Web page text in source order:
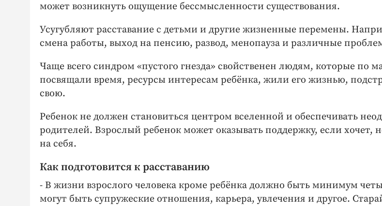
может возникнуть ощущение бессмысленности существования.
Усугубляют расставание с детьми и другие жизненные перемены.
смена работы, выход на пенсию, развод, менопауза и различные
Чаще всего синдром «пустого гнезда» свойственен людям, которые по
посвящали время, ресурсы интересам ребёнка, жили его жизнью,
свою.
Ребенок не должен становиться центром вселенной и обеспечивать
родителей. Взрослый ребенок может оказывать поддержку, если хочет,
на себя.
Как подготовится к расставанию
- В жизни взрослого человека кроме ребёнка должно быть минимум
могут быть супружеские отношения, карьера, увлечения и другое.